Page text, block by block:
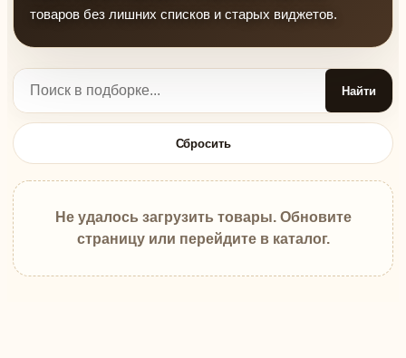
товаров без лишних списков и старых виджетов.
Найти
Сбросить
Не удалось загрузить товары. Обновите
страницу или перейдите в каталог.